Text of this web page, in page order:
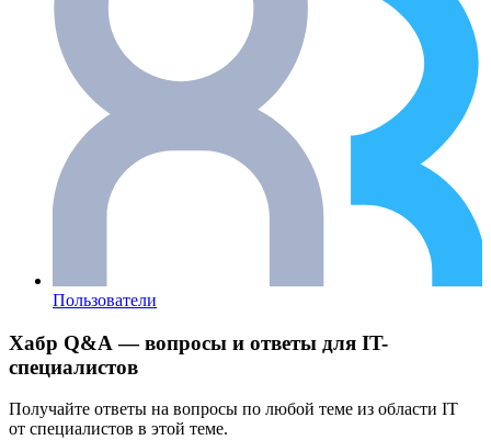
Пользователи
Хабр Q&A — вопросы и ответы для IT-
специалистов
Получайте ответы на вопросы по любой теме из области IT
от специалистов в этой теме.